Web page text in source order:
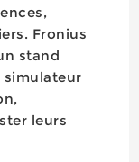
Fronius
stand
simulateur
leurs